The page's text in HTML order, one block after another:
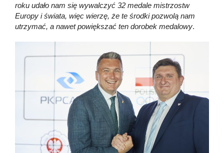
roku udało nam się wywalczyć 32 medale mistrzostw
Europy i świata, więc wierzę, że te środki pozwolą nam
utrzymać, a nawet powiększać ten dorobek medalowy.